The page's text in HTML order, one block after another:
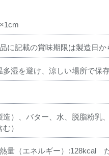
に記載の賞味期限は製造日か
湿を避け、涼しい場所で保存
造）、バター、水、脱脂粉乳
）
熱量（エネルギー）